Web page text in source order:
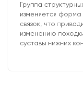
Группа
изменяется форма
связок, что
изменению
суставы нижних